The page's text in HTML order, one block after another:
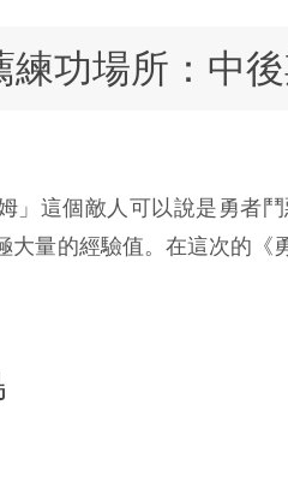
練功場所：中
」這個敵人可以說是勇者
大量的經驗值。在這次的《